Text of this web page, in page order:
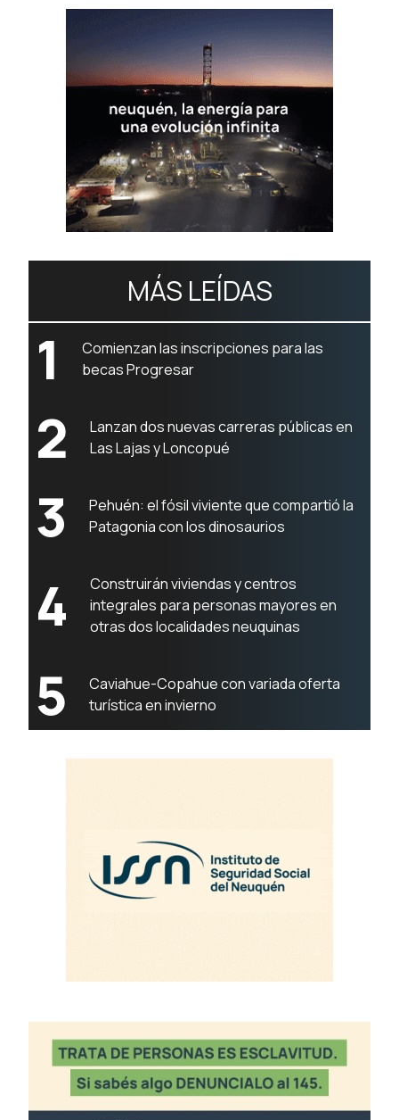
MÁS LEÍDAS
1
Comienzan las inscripciones para las
becas Progresar
2
Lanzan dos nuevas carreras públicas en
Las Lajas y Loncopué
3
Pehuén: el fósil viviente que compartió la
Patagonia con los dinosaurios
4
Construirán viviendas y centros
integrales para personas mayores en
otras dos localidades neuquinas
5
Caviahue-Copahue con variada oferta
turística en invierno